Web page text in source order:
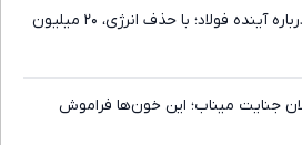
هشدار مشاور وزیر صمت درباره آینده فولاد؛ با حذف انرژی، ۲۰ میلیون
جنایت میناب؛ این خون‌ها فراموش